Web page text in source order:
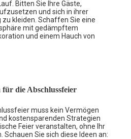
Bitten Sie Ihre Gäste,
und sich in ihrer
zu kleiden. Schaffen Sie eine
mit gedämpftem
und einem Hauch von
für die Abschlussfeier
muss kein Vermögen
kostensparenden Strategien
Feier veranstalten, ohne Ihr
Sie sich diese Ideen an: